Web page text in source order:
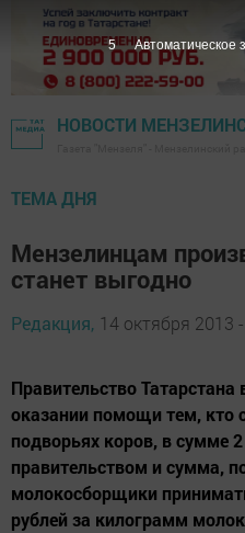
НОВОСТИ
ТЕМА ДНЯ
Мензелинцам
станет выгодно
Редакция, 14 октября 2013 -
Правительство
оказании помощи тем, кто
подворьях коров, в сумме
правительством и сумма,
молокосборщики
рублей за килограмм
3 Автоматическое